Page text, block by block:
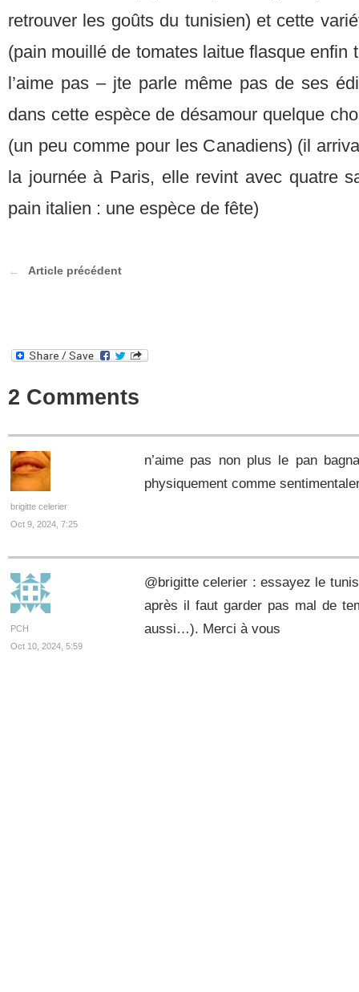
retrouver les goûts du tunisien) et cette
(pain mouillé de tomates laitue flasque enfin
l’aime pas – jte parle même pas de ses
dans cette espèce de désamour quelque
(un peu comme pour les Canadiens) (il
la journée à Paris, elle revint avec quatre
pain italien : une espèce de fête)
Article précédent
2 Comments
brigitte celerier
Oct 9, 2024, 7:25
n’aime pas non plus le pan
physiquement comme
PCH
Oct 10, 2024, 5:59
@brigitte celerier : essayez le
après il faut garder pas mal de
aussi…). Merci à vous